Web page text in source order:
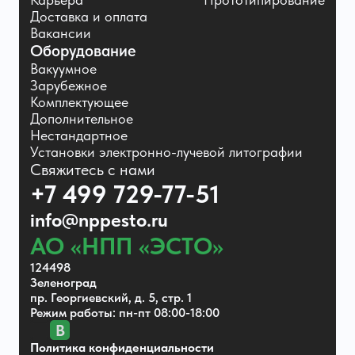
Свяжитесь с нами
+7 499 729-77-51
info@nppesto.ru
АО «НПП «ЭСТО»
124498
Зеленоград
пр. Георгиевский, д. 5, стр. 1
Режим работы: пн-пт 08:00-18:00
В
Политика конфиденциальности
Доставка и оплата
Вакансии
Оборудование
Вакуумное
Зарубежное
Комплектующее
Дополнительное
Нестандартное
Установки электронно-лучевой литографии